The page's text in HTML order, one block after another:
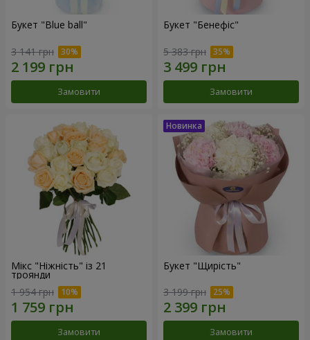
Букет "Blue ball"
3 141 грн
Замовити
Букет "Бенефіс"
5 383 грн
Замовити
Мікс "Ніжність" із 21
троянди
1 954 грн
Замовити
Букет "Щирість"
3 199 грн
Замовити